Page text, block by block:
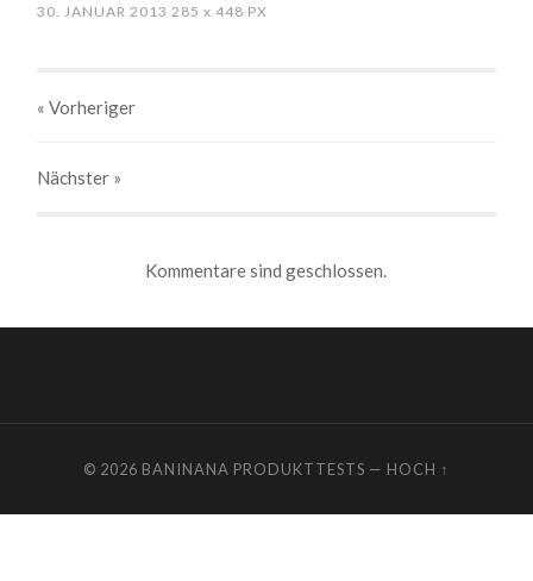
30. JANUAR 2013 285x 448 PX
« Vorheriger
Nächster »
Kommentare sind geschlossen.
© 2026 BANINANA PRODUKTTESTS — HOCH ↑